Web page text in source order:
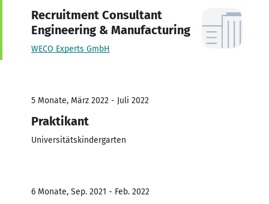
Recruitment Consultant
Engineering & Manufacturing
WECO Experts GmbH
5 Monate, März 2022 - Juli 2022
Praktikant
Universitätskindergarten
6 Monate, Sep. 2021 - Feb. 2022